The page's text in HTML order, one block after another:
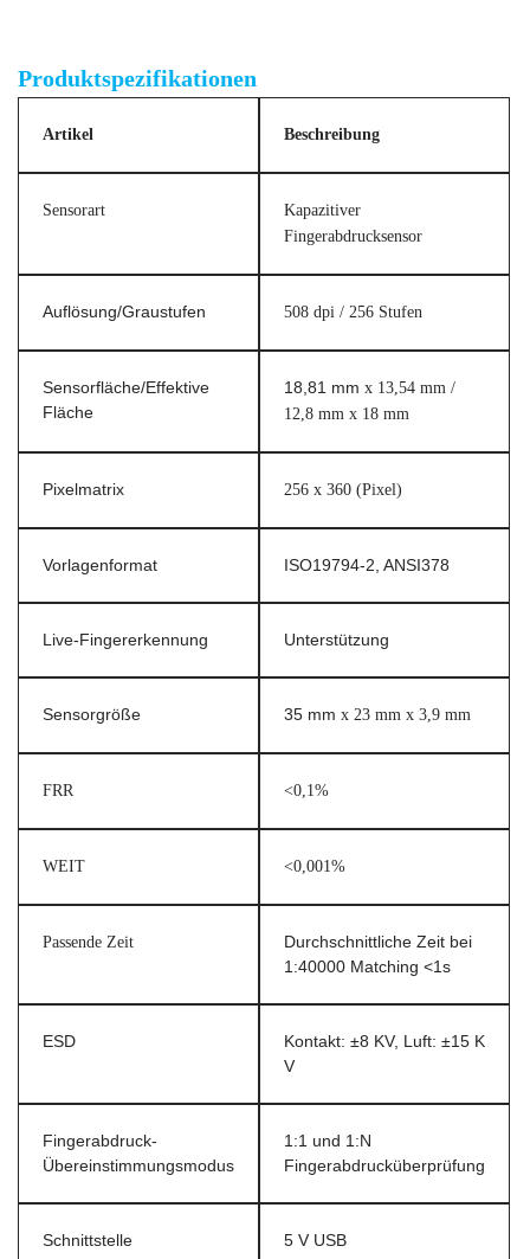
Produktspezifikationen
Artikel Beschreibung
Sensorart
Kapazitiver
Fingerabdrucksensor
Auflösung/Graustufen 508 dpi / 256 Stufen
Sensorfläche/Effektive
Fläche
18,81 mm x 13,54 mm /
12,8 mm x 18 mm
Pixelmatrix 256 x 360 (Pixel)
Vorlagenformat ISO19794-2, ANSI378
Live-Fingererkennung Unterstützung
Sensorgröße 35 mm x 23 mm x 3,9 mm
FRR <0,1%
WEIT <0,001%
Passende Zeit
Durchschnittliche Zeit bei
1:40000 Matching <1s
ESD
Kontakt: ±8 KV, Luft: ±15 K
V
Fingerabdruck-
Übereinstimmungsmodus
1:1 und 1:N
Fingerabdrucküberprüfung
Schnittstelle 5 V USB